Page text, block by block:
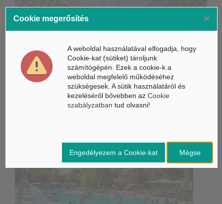
Életbe léptek az Európai Unióban a mesterséges intelligencia
új szabályai
Gyorsabbá válhat a fúziós üzemanyag fejlesztése a
mesterséges intelligenciával
Látó robotkerekesszék segíthet önállóbbá tenni a
mozgáskorlátozott embereket
Cookie megerősítés ×
A weboldal használatával elfogadja, hogy
Cookie-kat (sütiket) tároljunk
számítógépén. Ezek a cookie-k a
weboldal megfelelő működéséhez
szükségesek. A sütik használatáról és
kezeléséről bővebben az Cookie
szabályzatban tud olvasni!
Mégse
Engedélyezem a Cookie-kat